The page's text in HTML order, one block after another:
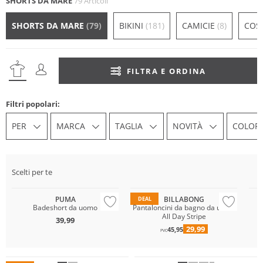
SHORTS DA MARE (79) BIKINI (181) CAMICIE (8)
FILTRA E ORDINA
Filtri popolari:
PER MARCA TAGLIA NOVITÀ
Scelti per te
Sostenibile
PUMA
Badeshort da uomo
39,99
DEAL
BILLABONG
Pantaloncini da bagno da uomo
All Day Stripe
PVC45,95 29,99